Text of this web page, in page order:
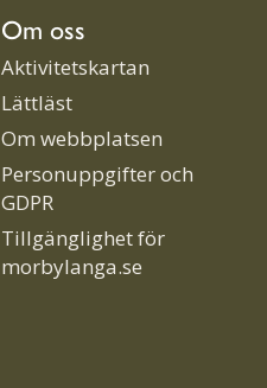
Om oss
Aktivitetskartan
Lättläst
Om webbplatsen
Personuppgifter och
GDPR
Tillgänglighet för
morbylanga.se